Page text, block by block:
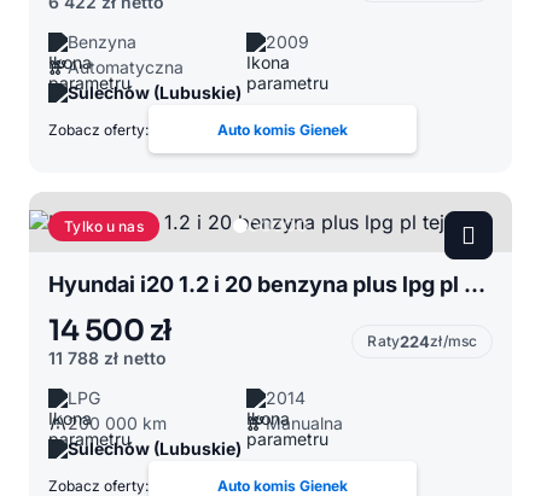
Benzyna
2009
Automatyczna
Sulechów (Lubuskie)
Zobacz oferty: Auto komis Gienek
Tylko u nas
Hyundai i20 1.2 i 20 benzyna plus lpg pl tej.
14 500 zł
11 788 zł netto
Raty224zł/msc
LPG
2014
200 000 km
Manualna
Sulechów (Lubuskie)
Zobacz oferty: Auto komis Gienek